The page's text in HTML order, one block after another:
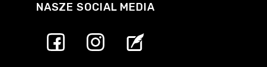
NASZE SOCIAL MEDIA